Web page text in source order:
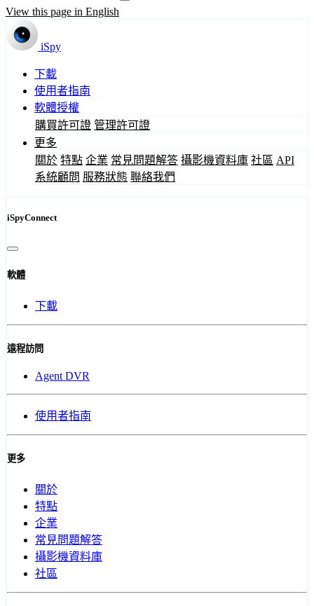
View this page in English
iSpy
下載
使用者指南
軟體授權
購買許可證 管理許可證
更多
關於 特點 企業 常見問題解答 攝影機資料庫 社區 API
系統顧問 服務狀態 聯絡我們
iSpyConnect
軟體
下載
遠程訪問
Agent DVR
使用者指南
更多
關於
特點
企業
常見問題解答
攝影機資料庫
社區